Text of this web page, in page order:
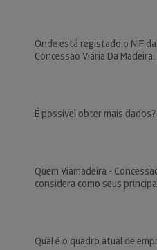
Onde está registado o NIF
Concessão Viária Da Madeira,
É possível obter mais dados?
Quem Viamadeira -
considera como seus
Qual é o quadro atual de